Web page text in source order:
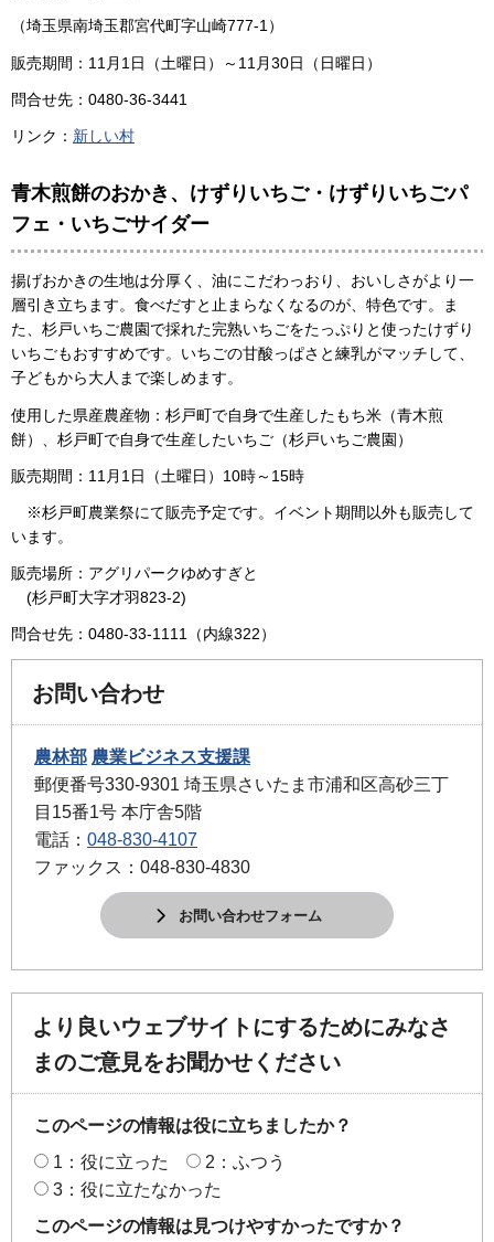
（埼玉県南埼玉郡宮代町字山崎777-1）
販売期間：11月1日（土曜日）～11月30日（日曜日）
問合せ先：0480-36-3441
リンク： 新しい村
青木煎餅のおかき、けずりいちご・けずりいちごパ
フェ・いちごサイダー
揚げおかきの生地は分厚く、油にこだわっおり、おいしさがより一
層引き立ちます。食べだすと止まらなくなるのが、特色です。ま
た、杉戸いちご農園で採れた完熟いちごをたっぷりと使ったけずり
いちごもおすすめです。いちごの甘酸っぱさと練乳がマッチして、
子どもから大人まで楽しめます。
使用した県産農産物：杉戸町で自身で生産したもち米（青木煎
餅）、杉戸町で自身で生産したいちご（杉戸いちご農園）
販売期間：11月1日（土曜日）10時～15時
※杉戸町農業祭にて販売予定です。イベント期間以外も販売して
います。
販売場所：アグリパークゆめすぎと
(杉戸町大字才羽823-2)
問合せ先：0480-33-1111（内線322）
お問い合わせ
農林部 農業ビジネス支援課
郵便番号330-9301 埼玉県さいたま市浦和区高砂三丁
目15番1号 本庁舎5階
電話： 048-830-4107
ファックス：048-830-4830
お問い合わせフォーム
より良いウェブサイトにするためにみなさ
まのご意見をお聞かせください
このページの情報は役に立ちましたか？
1：役に立った
2：ふつう
3：役に立たなかった
このページの情報は見つけやすかったですか？